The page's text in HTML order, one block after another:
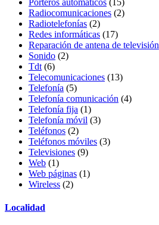
Radiocomunicaciones (2)
Radiotelefonías (2)
Redes informáticas (17)
Reparación de antena de televisión
Sonido (2)
Tdt (6)
Telecomunicaciones (13)
Telefonía (5)
Telefonía comunicación (4)
Telefonía fija (1)
Telefonía móvil (3)
Teléfonos (2)
Teléfonos móviles (3)
Televisiones (9)
Web (1)
Web páginas (1)
Wireless (2)
Localidad